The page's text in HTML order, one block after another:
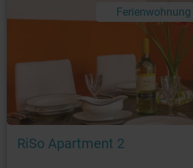
Ferienwohnung
RiSo Apartment 2